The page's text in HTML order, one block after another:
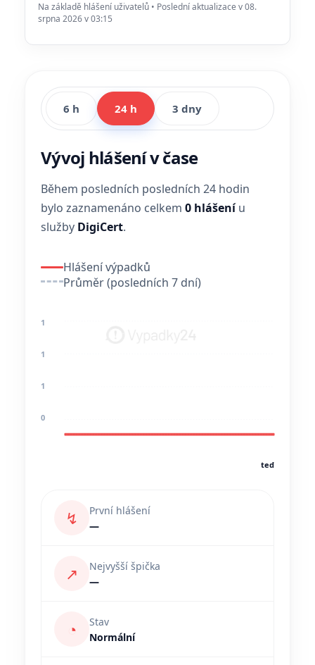
Na základě hlášení uživatelů • Poslední aktualizace v 08.
srpna 2026 v 03:15
6 h 24 h 3 dny
Vývoj hlášení v čase
Během posledních posledních 24 hodin
bylo zaznamenáno celkem 0 hlášeníu
služby DigiCert.
Hlášení výpadků
Průměr (posledních 7 dní)
1
1
1
0
teď
↯
První hlášení
—
↗
Nejvyšší špička
—
◔
Stav
Normální